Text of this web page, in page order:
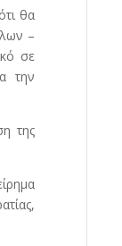
θα
–
σε
την
της